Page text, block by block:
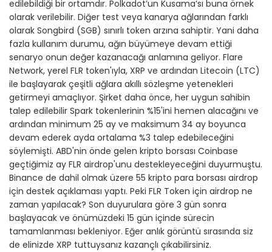
edilebildiği bir ortamdır. Polkadot’un Kusama’sı buna örnek
olarak verilebilir. Diğer test veya kanarya ağlarından farklı
olarak Songbird (SGB) sınırlı token arzına sahiptir. Yani daha
fazla kullanım durumu, ağın büyümeye devam ettiği
senaryo onun değer kazanacağı anlamına geliyor. Flare
Network, yerel FLR token'ıyla, XRP ve ardından Litecoin (LTC)
ile başlayarak çeşitli ağlara akıllı sözleşme yetenekleri
getirmeyi amaçlıyor. Şirket daha önce, her uygun sahibin
talep edilebilir Spark tokenlerinin %15'ini hemen alacağını ve
ardından minimum 25 ay ve maksimum 34 ay boyunca
devam ederek ayda ortalama %3 talep edebileceğini
söylemişti. ABD'nin önde gelen kripto borsası Coinbase
geçtiğimiz ay FLR airdrop'unu destekleyeceğini duyurmuştu.
Binance de dahil olmak üzere 55 kripto para borsası airdrop
için destek açıklaması yaptı. Peki FLR Token için airdrop ne
zaman yapılacak? Son duyurulara göre 3 gün sonra
başlayacak ve önümüzdeki 15 gün içinde sürecin
tamamlanması bekleniyor. Eğer anlık görüntü sırasında siz
de elinizde XRP tuttuysanız kazançlı çıkabilirsiniz.